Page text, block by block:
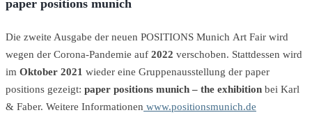
paper positions munich
Die zweite Ausgabe der neuen POSITIONS Munich Art Fair wird
wegen der Corona-Pandemie auf 2022 verschoben. Stattdessen wird
im Oktober 2021 wieder eine Gruppenausstellung der paper
positions gezeigt: paper positions munich – the exhibition bei Karl
& Faber. Weitere Informationen www.positionsmunich.de